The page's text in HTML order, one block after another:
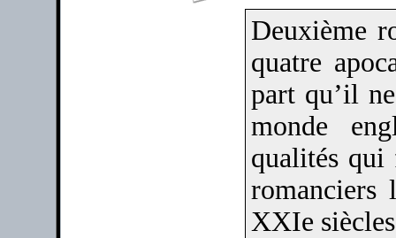
Deuxième
quatre
part qu’il
monde
qualités qui
romanciers
XXIe